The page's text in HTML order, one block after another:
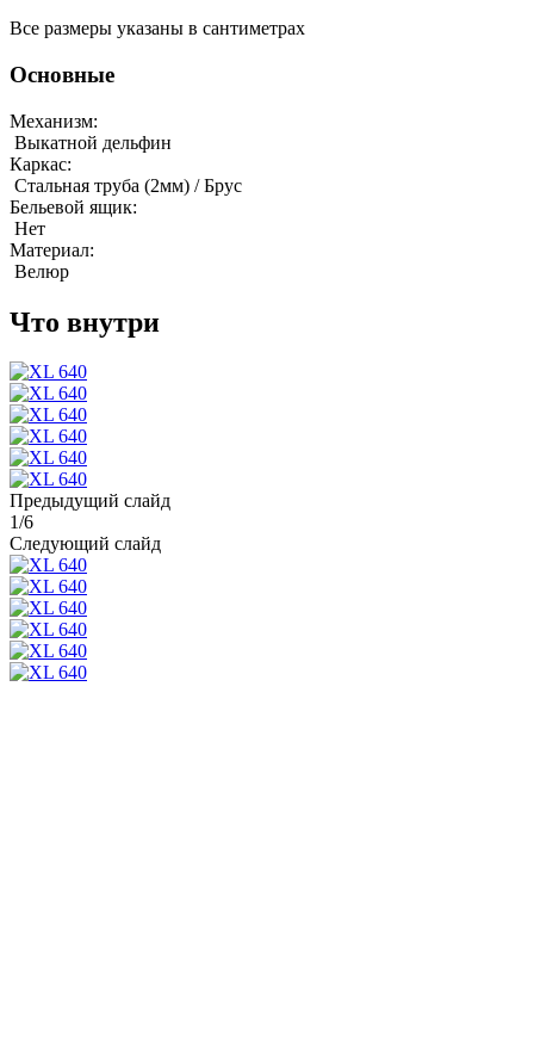
Все размеры указаны в сантиметрах
Основные
Механизм:
Выкатной дельфин
Каркас:
Стальная труба (2мм) / Брус
Бельевой ящик:
Нет
Материал:
Велюр
Что внутри
Предыдущий слайд
1/6
Следующий слайд